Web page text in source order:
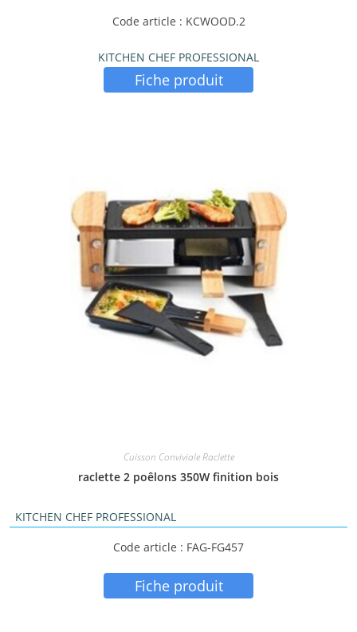
Code article : KCWOOD.2
KITCHEN CHEF PROFESSIONAL
Fiche produit
Cuisson Conviviale Raclette
raclette 2 poêlons 350W finition bois
KITCHEN CHEF PROFESSIONAL
Code article : FAG-FG457
Fiche produit